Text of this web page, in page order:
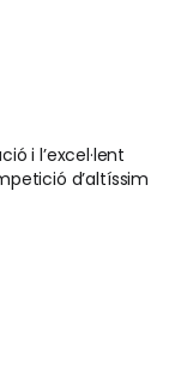
i l’excel·lent
d’altíssim